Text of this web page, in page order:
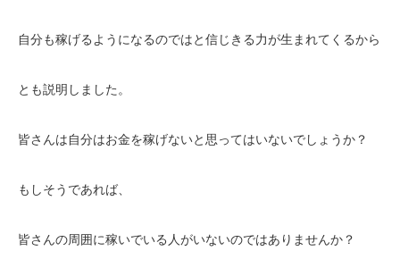
自分も稼げるようになるのではと信じきる力が生まれてくるから
とも説明しました。
皆さんは自分はお金を稼げないと思ってはいないでしょうか？
もしそうであれば、
皆さんの周囲に稼いでいる人がいないのではありませんか？